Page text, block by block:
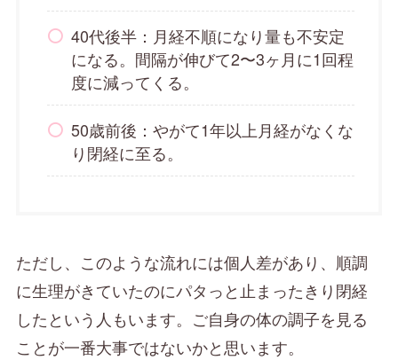
40代後半：月経不順になり量も不安定
になる。間隔が伸びて2〜3ヶ月に1回程
度に減ってくる。
50歳前後：やがて1年以上月経がなくな
り閉経に至る。
ただし、このような流れには個人差があり、順調
に生理がきていたのにパタっと止まったきり閉経
したという人もいます。ご自身の体の調子を見る
ことが一番大事ではないかと思います。